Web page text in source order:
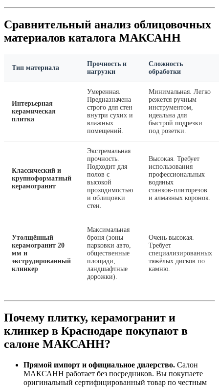
Сравнительный анализ облицовочных
материалов каталога МАКСАНН
Тип материала
Прочность и
нагрузки
Сложность
обработки
Интерьерная
керамическая
плитка
Умеренная.
Предназначена
строго для стен
внутри сухих и
влажных
помещений.
Минимальная. Легко
режется ручным
инструментом,
идеальна для
быстрой подрезки
под розетки.
Классический и
крупноформатный
керамогранит
Экстремальная
прочность.
Подходит для
полов с
высокой
проходимостью
и облицовки
стен.
Высокая. Требует
использования
профессиональных
водяных
станков‑плиторезов
и алмазных коронок.
Утолщённый
керамогранит 20
мм и
экструдированный
клинкер
Максимальная
броня (зоны
парковки авто,
общественные
площади,
ландшафтные
дорожки).
Очень высокая.
Требует
специализированных
тяжёлых дисков по
камню.
Почему плитку, керамогранит и
клинкер в Краснодаре покупают в
салоне МАКСАНН?
Прямой импорт и официальное дилерство. Салон
МАКСАНН работает без посредников. Вы покупаете
оригинальный сертифицированный товар по честным